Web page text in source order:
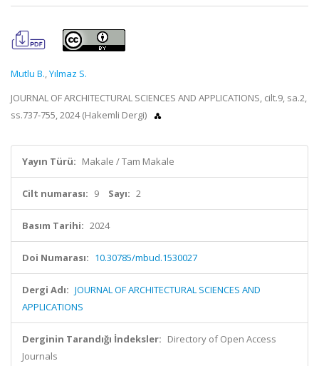
Mutlu B.,Yılmaz S.
JOURNAL OF ARCHITECTURAL SCIENCES AND APPLICATIONS, cilt.9, sa.2,
ss.737-755, 2024 (Hakemli Dergi)
Yayın Türü: Makale / Tam Makale
Cilt numarası: 9 Sayı: 2
Basım Tarihi: 2024
Doi Numarası: 10.30785/mbud.1530027
Dergi Adı: JOURNAL OF ARCHITECTURAL SCIENCES AND
APPLICATIONS
Derginin Tarandığı İndeksler: Directory of Open Access
Journals